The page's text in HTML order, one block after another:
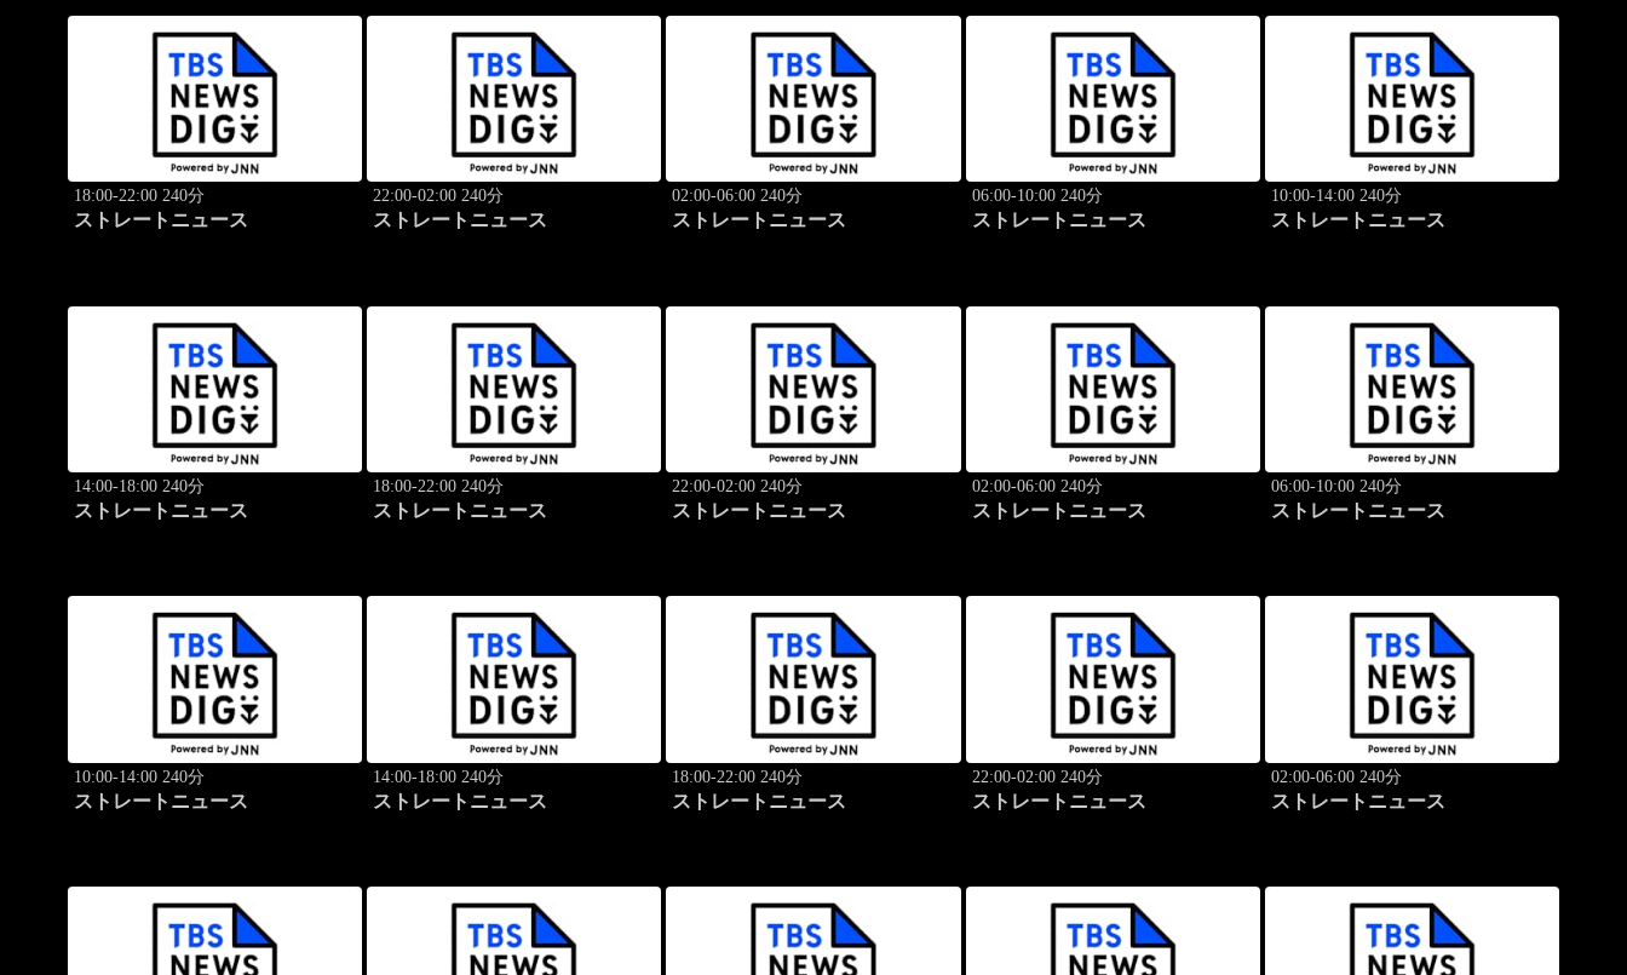
18:00-22:00 240分
ストレートニュース
22:00-02:00 240分
ストレートニュース
02:00-06:00 240分
ストレートニュース
06:00-10:00 240分
ストレートニュース
10:00-14:00 240分
ストレートニュース
14:00-18:00 240分
ストレートニュース
18:00-22:00 240分
ストレートニュース
22:00-02:00 240分
ストレートニュース
02:00-06:00 240分
ストレートニュース
06:00-10:00 240分
ストレートニュース
10:00-14:00 240分
ストレートニュース
14:00-18:00 240分
ストレートニュース
18:00-22:00 240分
ストレートニュース
22:00-02:00 240分
ストレートニュース
02:00-06:00 240分
ストレートニュース